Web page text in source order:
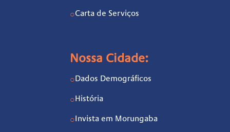
○Carta de Serviços
Nossa Cidade:
○ Dados Demográficos
○ História
○ Invista em Morungaba